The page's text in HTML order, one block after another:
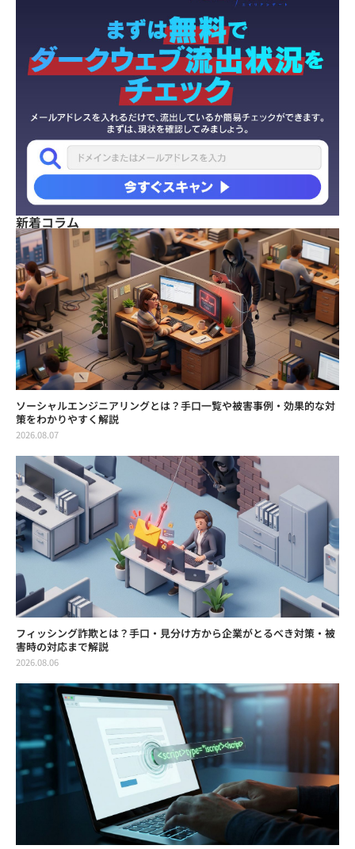
新着コラム
ソーシャルエンジニアリングとは？手口一覧や被害事例・効果的な対
策をわかりやすく解説
2026.08.07
フィッシング詐欺とは？手口・見分け方から企業がとるべき対策・被
害時の対応まで解説
2026.08.06